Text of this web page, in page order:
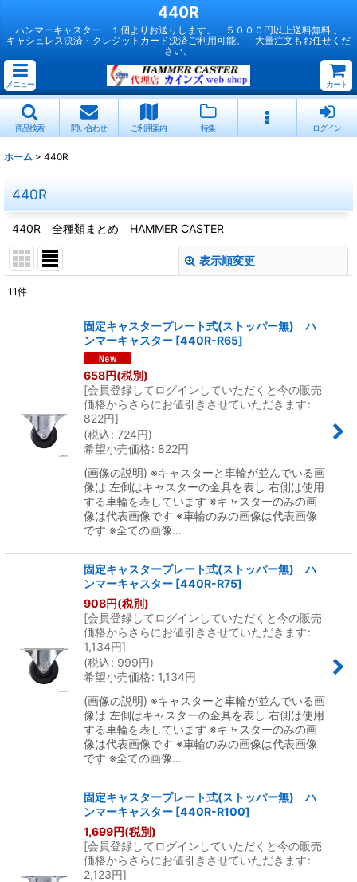
440R
ハンマーキャスター １個よりお送りします。 ５０００円以上送料無料 。
キャシュレス決済・クレジットカード決済ご利用可能。 大量注文もお任せくだ
さい。
メニュー カート
商品検索 問い合わせ ご利用案内 特集 ログイン
ホーム > 440R
440R
440R 全種類まとめ HAMMER CASTER
表示順変更
絞り込む
11件
固定キャスタープレート式(ストッパー無) ハ
ンマーキャスター [440R-R65]
658円(税別)
[会員登録してログインしていただくと今の販売
価格からさらにお値引きさせていただきます:
822円]
(税込: 724円)
希望小売価格: 822円
(画像の説明) ※キャスターと車輪が並んでいる画
像は 左側はキャスターの金具を表し 右側は使用
する車輪を表しています ※キャスターのみの画
像は代表画像です ※車輪のみの画像は代表画像
です ※全ての画像…
固定キャスタープレート式(ストッパー無) ハ
ンマーキャスター [440R-R75]
908円(税別)
[会員登録してログインしていただくと今の販売
価格からさらにお値引きさせていただきます:
1,134円]
(税込: 999円)
希望小売価格: 1,134円
(画像の説明) ※キャスターと車輪が並んでいる画
像は 左側はキャスターの金具を表し 右側は使用
する車輪を表しています ※キャスターのみの画
像は代表画像です ※車輪のみの画像は代表画像
です ※全ての画像…
固定キャスタープレート式(ストッパー無) ハ
ンマーキャスター [440R-R100]
1,699円(税別)
[会員登録してログインしていただくと今の販売
価格からさらにお値引きさせていただきます:
2,123円]